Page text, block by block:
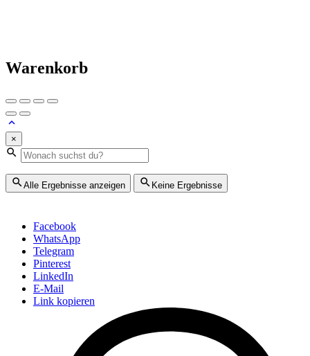
Warenkorb
×
Alle Ergebnisse anzeigen Keine Ergebnisse
Facebook
WhatsApp
Telegram
Pinterest
LinkedIn
E-Mail
Link kopieren